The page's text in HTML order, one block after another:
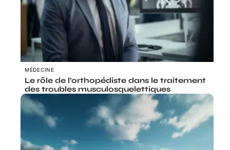
MÉDECINE
Le rôle de l’orthopédiste dans le traitement
des troubles musculosquelettiques